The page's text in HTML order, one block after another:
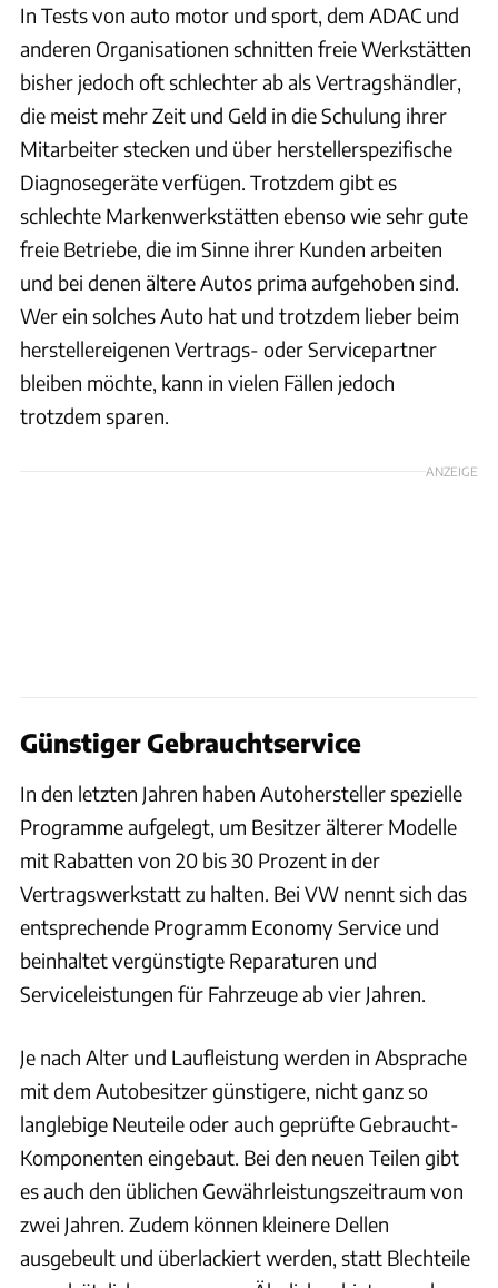
In Tests von auto motor und sport, dem ADAC und
anderen Organisationen schnitten freie Werkstätten
bisher jedoch oft schlechter ab als Vertragshändler,
die meist mehr Zeit und Geld in die Schulung ihrer
Mitarbeiter stecken und über herstellerspezifische
Diagnosegeräte verfügen. Trotzdem gibt es
schlechte Markenwerkstätten ebenso wie sehr gute
freie Betriebe, die im Sinne ihrer Kunden arbeiten
und bei denen ältere Autos prima aufgehoben sind.
Wer ein solches Auto hat und trotzdem lieber beim
herstellereigenen Vertrags- oder Servicepartner
bleiben möchte, kann in vielen Fällen jedoch
trotzdem sparen.
ANZEIGE
Günstiger Gebrauchtservice
In den letzten Jahren haben Autohersteller spezielle
Programme aufgelegt, um Besitzer älterer Modelle
mit Rabatten von 20 bis 30 Prozent in der
Vertragswerkstatt zu halten. Bei VW nennt sich das
entsprechende Programm Economy Service und
beinhaltet vergünstigte Reparaturen und
Serviceleistungen für Fahrzeuge ab vier Jahren.
Je nach Alter und Laufleistung werden in Absprache
mit dem Autobesitzer günstigere, nicht ganz so
langlebige Neuteile oder auch geprüfte Gebraucht-
Komponenten eingebaut. Bei den neuen Teilen gibt
es auch den üblichen Gewährleistungszeitraum von
zwei Jahren. Zudem können kleinere Dellen
ausgebeult und überlackiert werden, statt Blechteile